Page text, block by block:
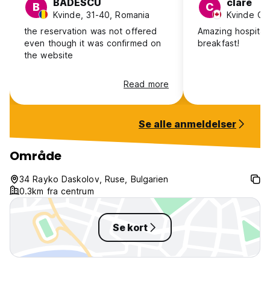
B BADESCU
Kvinde, 31-40, Romania
the reservation was not offered
even though it was confirmed on
the website
Read more
C clare
Amazing
breakfast!
Se alle anmeldelser
Område
34 Rayko Daskolov, Ruse, Bulgarien
0.3km fra centrum
Se kort